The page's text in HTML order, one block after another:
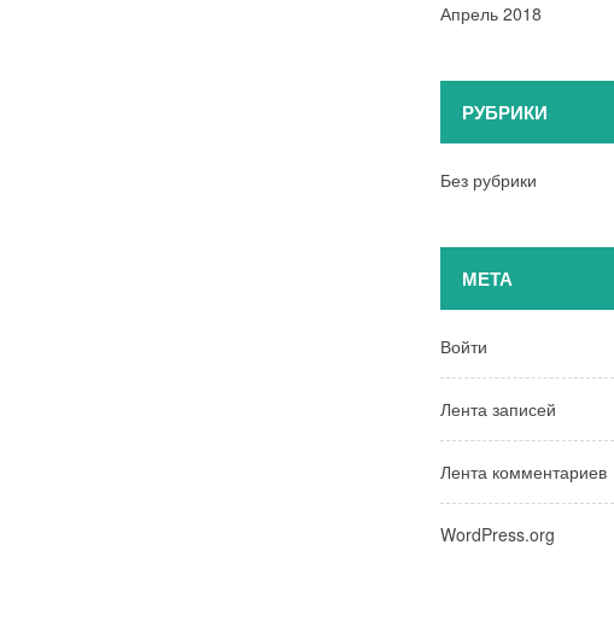
Апрель 2018
РУБРИКИ
Без рубрики
МЕТА
Войти
Лента записей
Лента комментариев
WordPress.org